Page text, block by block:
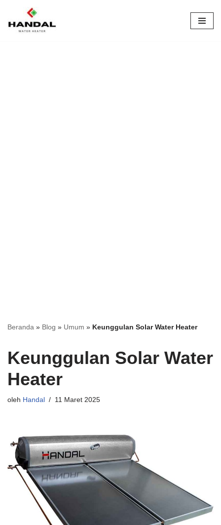
Lompat
Beranda » Blog » Umum » Keunggulan Solar Water Heater
Keunggulan Solar Water
Heater
oleh Handal 11 Maret 2025